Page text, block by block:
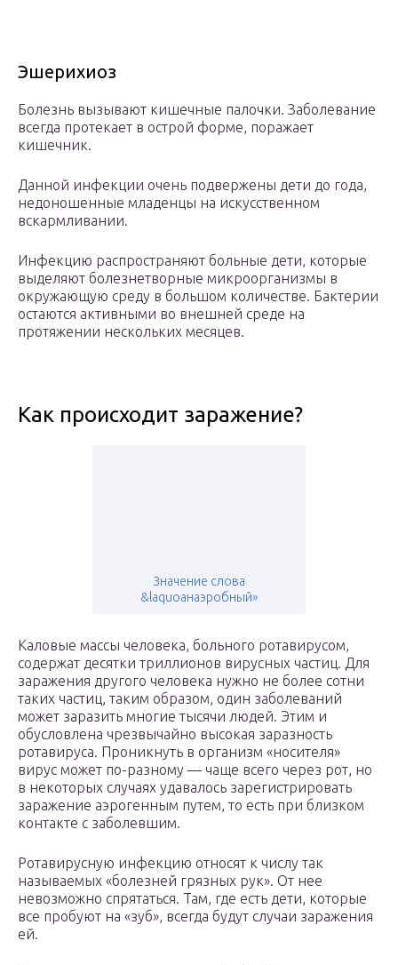
Эшерихиоз
Болезнь вызывают кишечные палочки. Заболевание
всегда протекает в острой форме, поражает
кишечник.
Данной инфекции очень подвержены дети до года,
недоношенные младенцы на искусственном
вскармливании.
Инфекцию распространяют больные дети, которые
выделяют болезнетворные микроорганизмы в
окружающую среду в большом количестве. Бактерии
остаются активными во внешней среде на
протяжении нескольких месяцев.
Как происходит заражение?
Значение слова
&laquoанаэробный»
Каловые массы человека, больного ротавирусом,
содержат десятки триллионов вирусных частиц. Для
заражения другого человека нужно не более сотни
таких частиц, таким образом, один заболеваний
может заразить многие тысячи людей. Этим и
обусловлена чрезвычайно высокая заразность
ротавируса. Проникнуть в организм «носителя»
вирус может по-разному — чаще всего через рот, но
в некоторых случаях удавалось зарегистрировать
заражение аэрогенным путем, то есть при близком
контакте с заболевшим.
Ротавирусную инфекцию относят к числу так
называемых «болезней грязных рук». От нее
невозможно спрятаться. Там, где есть дети, которые
все пробуют на «зуб», всегда будут случаи заражения
ей.